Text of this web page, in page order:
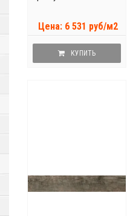
Цена: 6 531 руб/м2
КУПИТЬ